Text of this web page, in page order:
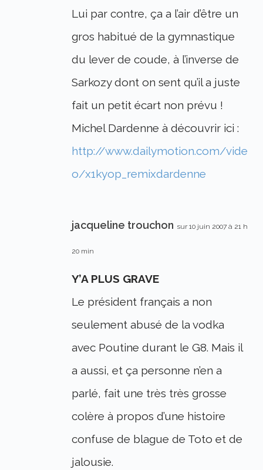
Lui par contre, ça a l’air d’être un
gros habitué de la gymnastique
du lever de coude, à l’inverse de
Sarkozy dont on sent qu’il a juste
fait un petit écart non prévu !
Michel Dardenne à découvrir ici :
http://www.dailymotion.com/vide
o/x1kyop_remixdardenne
jacqueline trouchon sur 10 juin 2007 à 21 h
20 min
Y’A PLUS GRAVE
Le président français a non
seulement abusé de la vodka
avec Poutine durant le G8. Mais il
a aussi, et ça personne n’en a
parlé, fait une très très grosse
colère à propos d’une histoire
confuse de blague de Toto et de
jalousie.